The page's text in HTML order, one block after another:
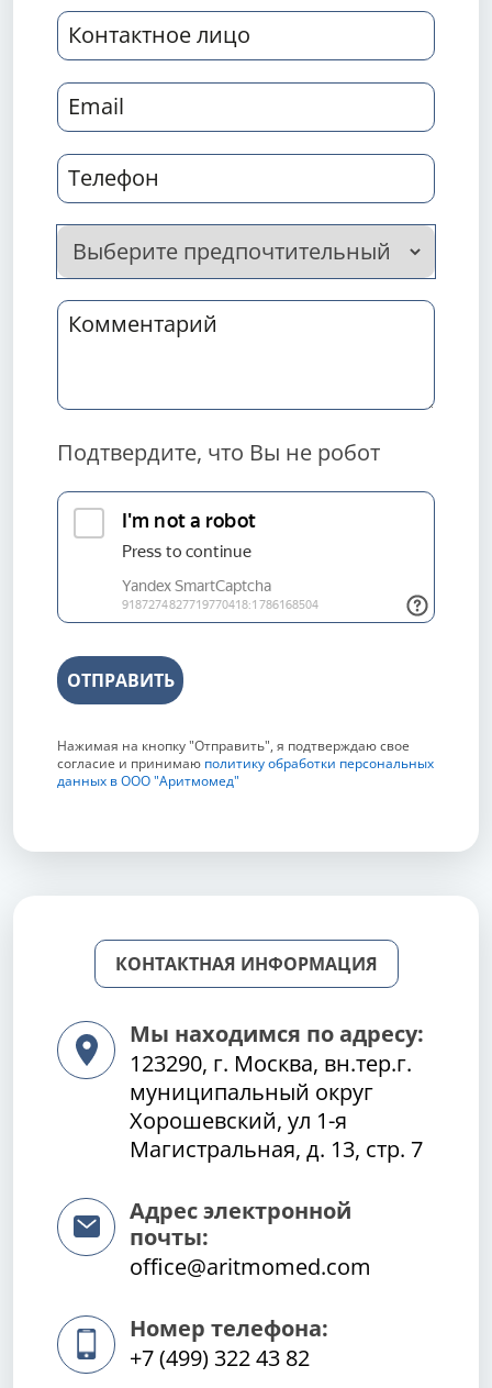
Подтвердите, что Вы не робот
ОТПРАВИТЬ
Нажимая на кнопку "Отправить", я подтверждаю свое
согласие и принимаю политику обработки персональных
данных в ООО "Аритмомед"
КОНТАКТНАЯ ИНФОРМАЦИЯ
Мы находимся по адресу:
123290, г. Москва, вн.тер.г.
муниципальный округ
Хорошевский, ул 1-я
Магистральная, д. 13, стр. 7
Адрес электронной
почты:
office@aritmomed.com
Номер телефона:
+7 (499) 322 43 82